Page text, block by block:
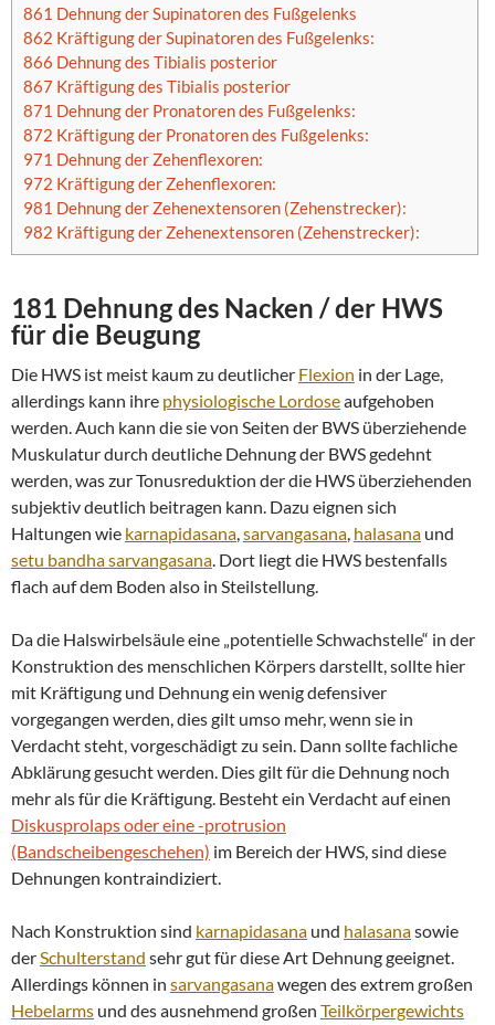
861 Dehnung der Supinatoren des Fußgelenks
862 Kräftigung der Supinatoren des Fußgelenks:
866 Dehnung des Tibialis posterior
867 Kräftigung des Tibialis posterior
871 Dehnung der Pronatoren des Fußgelenks:
872 Kräftigung der Pronatoren des Fußgelenks:
971 Dehnung der Zehenflexoren:
972 Kräftigung der Zehenflexoren:
981 Dehnung der Zehenextensoren (Zehenstrecker):
982 Kräftigung der Zehenextensoren (Zehenstrecker):
181 Dehnung des Nacken / der HWS
für die Beugung
Die HWS ist meist kaum zu deutlicher Flexion in der Lage,
allerdings kann ihre physiologische Lordoseaufgehoben
werden. Auch kann die sie von Seiten der BWS überziehende
Muskulatur durch deutliche Dehnung der BWS gedehnt
werden, was zur Tonusreduktion der die HWS überziehenden
subjektiv deutlich beitragen kann. Dazu eignen sich
Haltungen wie karnapidasana,sarvangasana, halasana und
setu bandhasarvangasana. Dort liegt die HWS bestenfalls
flach auf dem Boden also in Steilstellung.
Da die Halswirbelsäule eine „potentielle Schwachstelle“ in der
Konstruktion des menschlichen Körpers darstellt, sollte hier
mit Kräftigung und Dehnung ein wenig defensiver
vorgegangen werden, dies gilt umso mehr, wenn sie in
Verdacht steht, vorgeschädigt zu sein. Dann sollte fachliche
Abklärung gesucht werden. Dies gilt für die Dehnung noch
mehr als für die Kräftigung. Besteht ein Verdacht auf einen
Diskusprolaps oder eine -protrusion
(Bandscheibengeschehen) im Bereich der HWS, sind diese
Dehnungen kontraindiziert.
Nach Konstruktion sind karnapidasana und halasanasowie
derSchulterstand sehr gut für diese Art Dehnung geeignet.
Allerdings können in sarvangasanawegen des extrem großen
Hebelarms und des ausnehmend großen Teilkörpergewichts